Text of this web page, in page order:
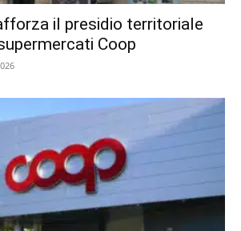
il presidio territoriale
Coop